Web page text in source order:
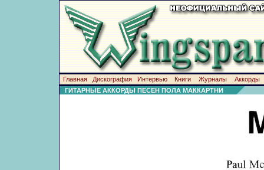
Главная Дискография Интервью Книги Журналы
Аккорды
ГИТАРНЫЕ АККОРДЫ ПЕСЕН ПОЛА МАККАРТНИ